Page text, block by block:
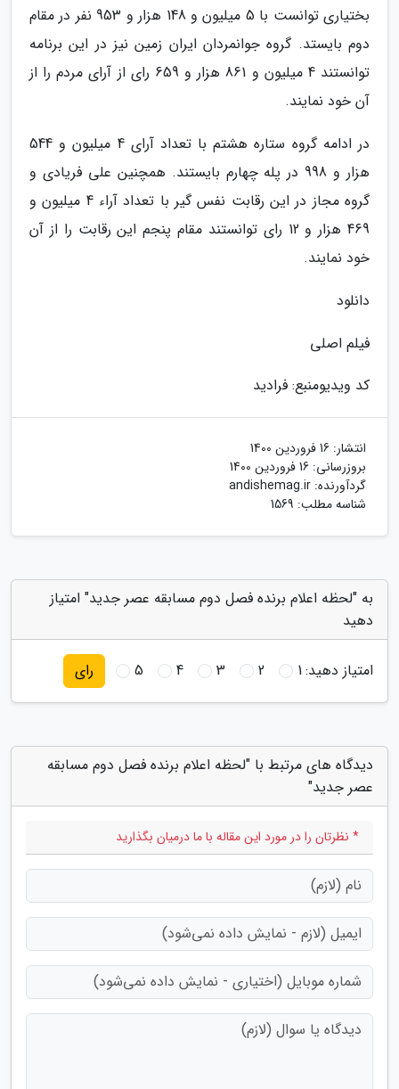
بختیاری توانست با 5 میلیون و 148 هزار و 953 نفر در مقام
دوم بایستد. گروه جوانمردان ایران زمین نیز در این برنامه
توانستند 4 میلیون و 861 هزار و 659 رای از آرای مردم را از
آن خود نمایند.
در ادامه گروه ستاره هشتم با تعداد آرای 4 میلیون و 544
هزار و 998 در پله چهارم بایستند. همچنین علی فریادی و
گروه مجاز در این رقابت نفس گیر با تعداد آراء 4 میلیون و
469 هزار و 12 رای توانستند مقام پنجم این رقابت را از آن
خود نمایند.
دانلود
فیلم اصلی
کد ویدیومنبع: فرادید
انتشار: 16 فروردین 1400
بروزرسانی: 16 فروردین 1400
گردآورنده: andishemag.ir
شناسه مطلب: 1569
به "لحظه اعلام برنده فصل دوم مسابقه عصر جدید" امتیاز
دهید
امتیاز دهید:1
2
3
4
5 رای
دیدگاه های مرتبط با "لحظه اعلام برنده فصل دوم مسابقه
عصر جدید"
* نظرتان را در مورد این مقاله با ما درمیان بگذارید